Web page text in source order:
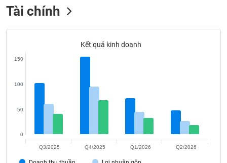
Tài chính
Kết quả kinh doanh
0
50
100
150
Q3/2025 Q4/2025 Q1/2026 Q2/2026
Tất cả Cổ phiếu
tức